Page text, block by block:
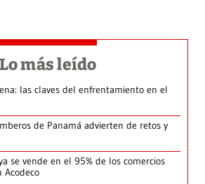
Lo más leído
las claves del enfrentamiento en el
de Panamá advierten de retos y
se vende en el 95% de los comercios
Acodeco